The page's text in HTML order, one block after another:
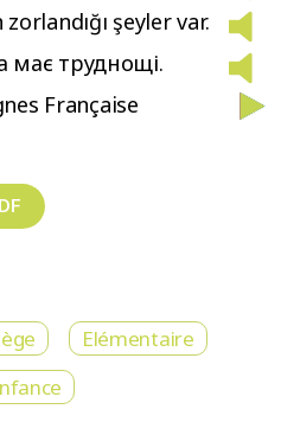
şeyler var.
має труднощі.
Française
Elémentaire